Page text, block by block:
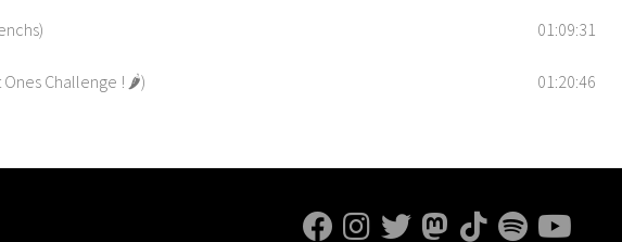
01:09:31
Ones Challenge ! 🌶️) 01:20:46